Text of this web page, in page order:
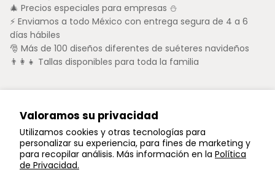
Valoramos su privacidad
Utilizamos cookies y otras tecnologías para
personalizar su experiencia, para fines de marketing y
para recopilar análisis. Más información en la Política
de Privacidad.
🎄 Precios especiales para empresas ⛄
⚡ Enviamos a todo México con entrega segura de 4 a 6
días hábiles
🎅 Más de 100 diseños diferentes de suéteres navideños
👨‍👩‍👧 Tallas disponibles para toda la familia